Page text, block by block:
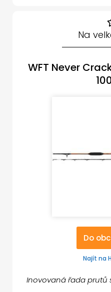
Na
WFT Never
Do
Najít na
Inovovaná řada prutů